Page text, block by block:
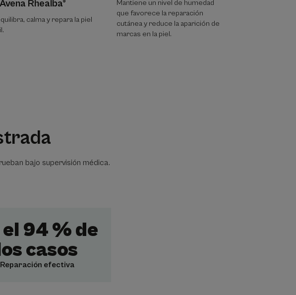
Rhealba®
calma y repara la piel
Mantiene un nivel de humedad
que favorece la reparación
cutánea y reduce la aparición de
marcas en la piel.
bajo supervisión médica.
el 94 % de
casos
Reparación efectiva